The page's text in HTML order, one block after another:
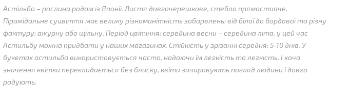
Астільба – рослина родом із Японії. Листя довгочерешкове, стебло прямостояче.
Пірамідальне суцвіття має велику різноманітність забарвлень: від білої до бордової та різну
фактуру: ажурну або щільну. Період цвітіння: середина весни – середина літа, у цей час
Астильбу можна придбати у наших магазинах. Стійкість у зрізанні середня: 5-10 днів. У
букетах астильба використовується часто, надаючи їм легкість та легкість. І хоча
значення квітки перекладається без блиску, квіти зачаровують погляд людини і довго
радують.